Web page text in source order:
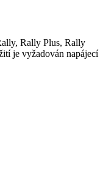
Rally Plus, Rally
je vyžadován napájecí